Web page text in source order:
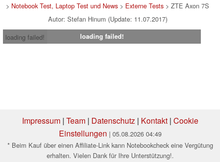
> Notebook Test, Laptop Test und News > Externe Tests > ZTE Axon 7S
Autor: Stefan Hinum (Update: 11.07.2017)
loading failed!
loading failed!
Impressum| Team| Datenschutz| Kontakt| Cookie
Einstellungen | 05.08.2026 04:49
* Beim Kauf über einen Affiliate-Link kann Notebookcheck eine Vergütung
erhalten. Vielen Dank für Ihre Unterstützung!.